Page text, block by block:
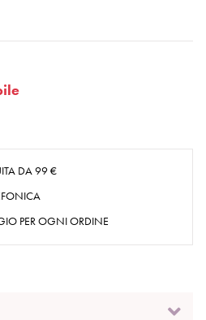
DA 99 €
PER OGNI ORDINE